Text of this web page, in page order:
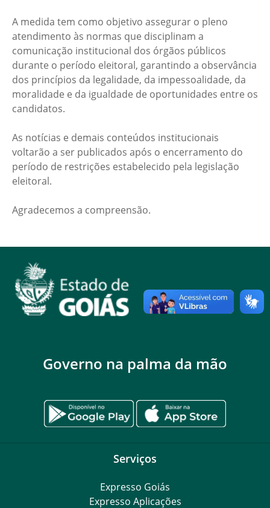
A medida tem como objetivo assegurar o pleno
atendimento às normas que disciplinam a
comunicação institucional dos órgãos públicos
durante o período eleitoral, garantindo a observância
dos princípios da legalidade, da impessoalidade, da
moralidade e da igualdade de oportunidades entre os
candidatos.
As notícias e demais conteúdos institucionais
voltarão a ser publicados após o encerramento do
período de restrições estabelecido pela legislação
eleitoral.
Agradecemos a compreensão.
Governo na palma da mão
Serviços
Expresso Goiás
Expresso Aplicações